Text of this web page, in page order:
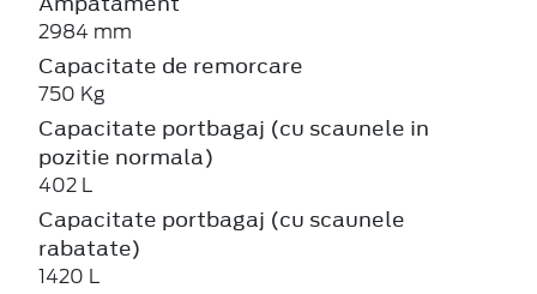
2984 mm
Capacitate de remorcare
750 Kg
Capacitate portbagaj (cu scaunele in
pozitie normala)
402 L
Capacitate portbagaj (cu scaunele
rabatate)
1420 L